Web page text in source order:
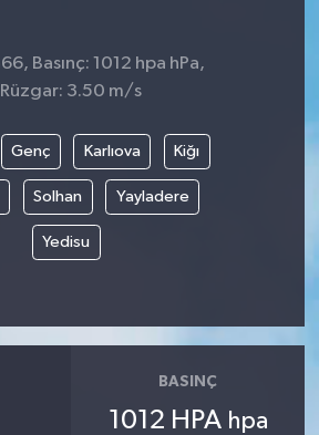
Basınç: 1012 hpa hPa,
Rüzgar: 3.50 m/s
Genç Karlıova Kiğı
Solhan Yayladere
Yedisu
BASINÇ
1012 HPA hpa